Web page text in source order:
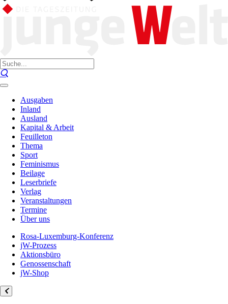
Ausgaben
Inland
Ausland
Kapital & Arbeit
Feuilleton
Thema
Sport
Feminismus
Beilage
Leserbriefe
Verlag
Veranstaltungen
Termine
Über uns
Rosa-Luxemburg-Konferenz
jW-Prozess
Aktionsbüro
Genossenschaft
jW-Shop